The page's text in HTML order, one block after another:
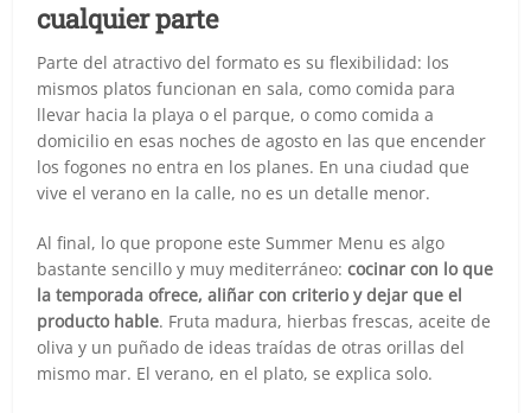
cualquier parte
Parte del atractivo del formato es su flexibilidad: los
mismos platos funcionan en sala, como comida para
llevar hacia la playa o el parque, o como comida a
domicilio en esas noches de agosto en las que encender
los fogones no entra en los planes. En una ciudad que
vive el verano en la calle, no es un detalle menor.
Al final, lo que propone este Summer Menu es algo
bastante sencillo y muy mediterráneo:cocinar con lo que
la temporada ofrece, aliñar con criterio y dejar que el
producto hable. Fruta madura, hierbas frescas, aceite de
oliva y un puñado de ideas traídas de otras orillas del
mismo mar. El verano, en el plato, se explica solo.